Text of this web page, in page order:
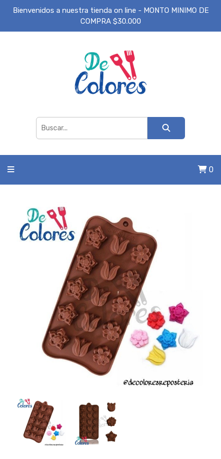
Bienvenidos a nuestra tienda on line - MONTO MINIMO DE
COMPRA $30.000
0